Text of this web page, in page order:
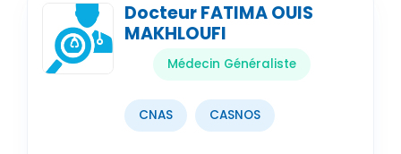
Docteur FATIMA OUIS
MAKHLOUFI
Médecin Généraliste
CNAS CASNOS